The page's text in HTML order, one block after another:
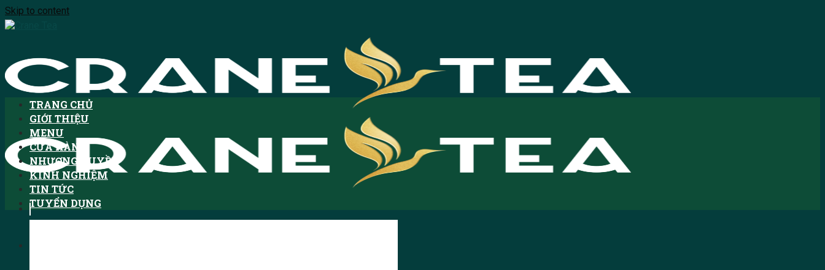
Skip to content
TRANG CHỦ
GIỚI THIỆU
MENU
CỬA HÀNG
NHƯỢNG QUYỀN
KINH NGHIỆM
TIN TỨC
TUYỂN DỤNG